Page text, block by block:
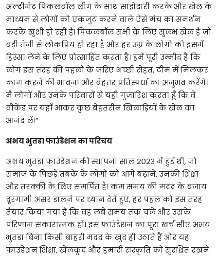
अल्टीमेटपिकलबॉललीगकेसाथसाझेदारीकरकेऔरखेलके
माध्यमसेलोगोंकोएकजुटकरनेवालेऐसेमंचकासमर्थन
करकेखुशीहोरहीहै।पिकलबॉलसभीकेलिएसुलभखेलहैजो
बड़ीतेजीसेलोकप्रियहोरहाहैऔरहरउम्रकेलोगोंकोइसमें
हिस्सालेनेकेलिएप्रोत्साहितकरताहै।हमेंपूरीउम्मीदहैकि
लोगइसतरहकीपहलोंकेजरिए अच्छीसेहत,टीममेंमिलकर
कामकरनेकीभावनाऔरबेहतरप्रतिस्पर्धाका अनुभवकरेंगे।
मैंलोगोंऔरउनकेपरिवारोंसेयहीगुजारिशकरताहूँकिवे
वीकेंडपरयहाँआकरकुछबेहतरीनखिलाड़ियोंकेखेलका
आनंदलें।”
अभयभुतडाफाउंडेशनकापरिचय
अभयभुतडाफाउंडेशनकीस्थापनासाल २०२३ मेंहुई थी,जो
समाजकेपिछड़ेतबकेकेलोगोंकोआगेबढ़ाने,उनकीशिक्षा
औरतरक्कीकेलिएसमर्पितहै।कमसमयकीमददकेबजाय
दूरगामी असरडालनेपर ध्यानदेतेहुए,हरपहलकोइसतरह
तैयारकियागयाहैकिवहलंबेसमयतकचलेऔरउसके
परिणामसकारात्मकहों।इसफाउंडेशनकापूराखर्चसीए अभय
भुतडाबिनाकिसीबाहरीमददकेखुदहीउठातेहैंऔरयह
फाउंडेशनशिक्षा,खेलकूदऔरहमारीसंस्कृतिकोसुरक्षितरखने